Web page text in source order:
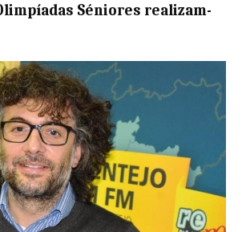
Séniores realizam-